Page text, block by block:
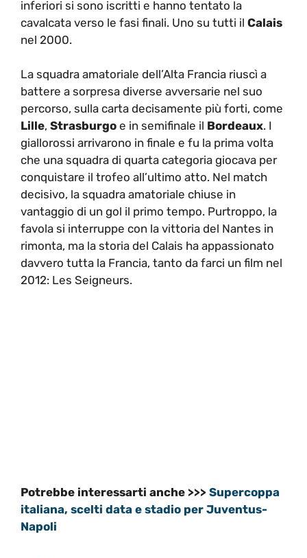
inferiori si sono iscritti e hanno tentato la
cavalcata verso le fasi finali. Uno su tutti il Calais
nel 2000.
La squadra amatoriale dell’Alta Francia riuscì a
battere a sorpresa diverse avversarie nel suo
percorso, sulla carta decisamente più forti, come
Lille, Strasburgo e in semifinale il Bordeaux. I
giallorossi arrivarono in finale e fu la prima volta
che una squadra di quarta categoria giocava per
conquistare il trofeo all’ultimo atto. Nel match
decisivo, la squadra amatoriale chiuse in
vantaggio di un gol il primo tempo. Purtroppo, la
favola si interruppe con la vittoria del Nantes in
rimonta, ma la storia del Calais ha appassionato
davvero tutta la Francia, tanto da farci un film nel
2012: Les Seigneurs.
Potrebbe interessarti anche >>> Supercoppa
italiana, scelti data e stadio per Juventus-
Napoli